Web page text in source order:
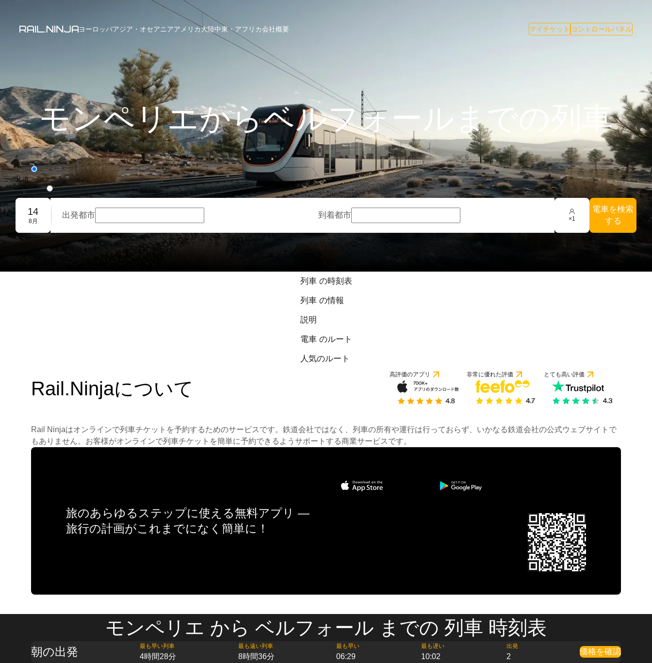
ヨーロッパアジア・オセアニアアメリカ大陸中東・アフリカ会社概要 マイチケット コントロールパネル
モンペリエからベルフォールまでの列車
片道
往復旅行
団体予約
14
8月
出発都市 到着都市 ×1
電車を検索
する
列車 の時刻表
列車 の情報
説明
電車 のルート
人気のルート
Rail.Ninjaについて
高評価のアプリ 非常に優れた評価 とても高い評価
Rail Ninjaはオンラインで列車チケットを予約するためのサービスです。鉄道会社ではなく、列車の所有や運行は行っておらず、いかなる鉄道会社の公式ウェブサイトで
もありません。お客様がオンラインで列車チケットを簡単に予約できるようサポートする商業サービスです。
旅のあらゆるステップに使える無料アプリ —
旅行の計画がこれまでになく簡単に！
モンペリエ から ベルフォール までの 列車 時刻表
朝の出発 最も早い列車
4時間28分
最も遠い列車
8時間36分
最も早い
06:29
最も遅い
10:02
出発
2
価格を確認